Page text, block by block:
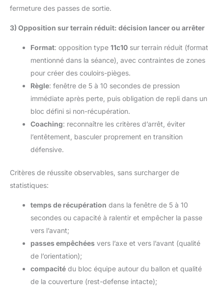
fermeture des passes de sortie.
3) Opposition sur terrain réduit: décision lancer ou arrêter
Format: opposition type 11c10 sur terrain réduit (format
mentionné dans la séance), avec contraintes de zones
pour créer des couloirs-pièges.
Règle: fenêtre de 5 à 10 secondes de pression
immédiate après perte, puis obligation de repli dans un
bloc défini si non-récupération.
Coaching: reconnaître les critères d’arrêt, éviter
l’entêtement, basculer proprement en transition
défensive.
Critères de réussite observables, sans surcharger de
statistiques:
temps de récupération dans la fenêtre de 5 à 10
secondes ou capacité à ralentir et empêcher la passe
vers l’avant;
passes empêchées vers l’axe et vers l’avant (qualité
de l’orientation);
compacité du bloc équipe autour du ballon et qualité
de la couverture (rest-defense intacte);